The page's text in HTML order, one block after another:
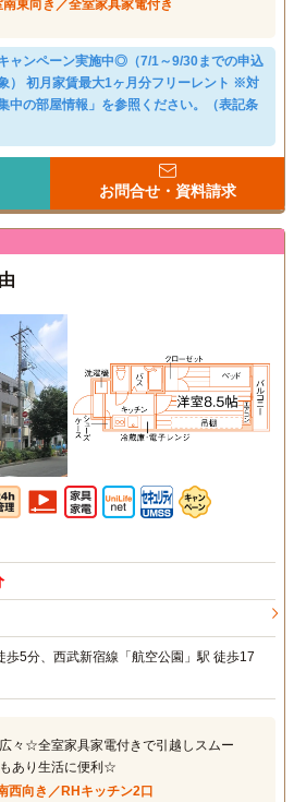
東向き／全室家具家電付き
ャンペーン実施中◎（7/1～9/30までの申込
） 初月家賃最大1ヶ月分フリーレント ※対
中の部屋情報」を参照ください。（表記条
お問合せ・資料請求
歩5分、西武新宿線「航空公園」駅 徒歩17
々☆全室家具家電付きで引越しスムー
あり生活に便利☆
西向き／RHキッチン2口